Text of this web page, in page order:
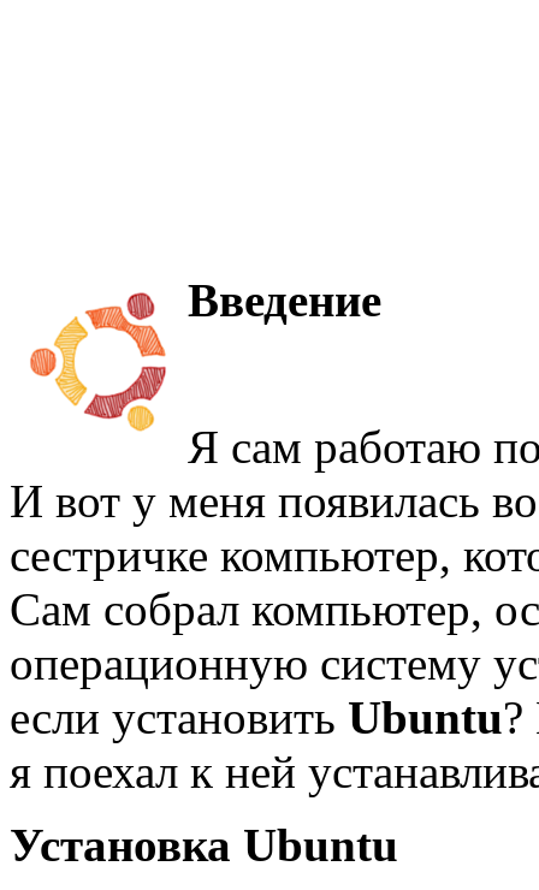
Введение
Я сам работаю
И вот у меня появилась
сестричке компьютер,
Сам собрал компьютер,
операционную систему
если установить Ubuntu
я поехал к ней
Установка Ubuntu